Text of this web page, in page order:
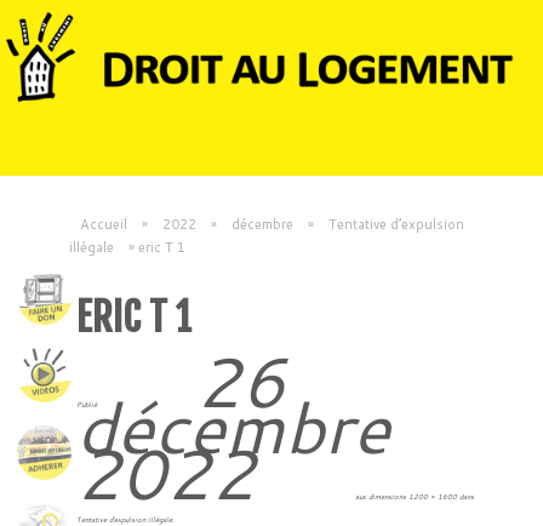
Accueil » 2022 » décembre »
Tentative d’expulsion
illégale
»eric T 1
ERIC T 1
Publié 26
décembre
2022 aux dimensions 1200 × 1600 dans
Tentative d’expulsion illégale.